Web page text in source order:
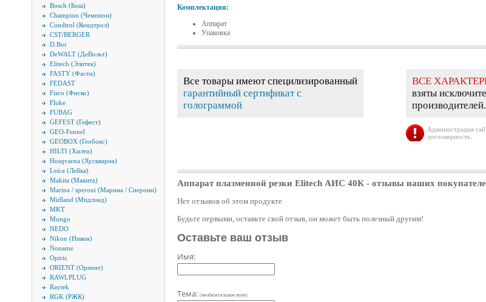
Bosch (Бош)
Champion (Чемпион)
Condtrol (Кондтрол)
CST/BERGER
D.Bor
DeWALT (ДеВольт)
Elitech (Элитек)
FASTY (Фасти)
FEDAST
Fisco (Фиско)
Fluke
FUBAG
GEFEST (Гефест)
GEO-Fennel
GEOBOX (Геобокс)
HILTI (Хилти)
Husqvarna (Хускварна)
Leica (Лейка)
Makita (Макита)
Marina / speroni (Марина / Сперони)
Midland (Мидлэнд)
MKT
Mungo
NEDO
Nikon (Никон)
Noname
Optris
ORIENT (Ориент)
RAWLPLUG
Raytek
RGK (РЖК)
Комплектация:
Аппарат
Упаковка
Все товары имеют специлизированный
гарантийный сертификат с
голограммой
ВСЕ
взяты
производителей.
Администрация
достоверность.
Аппарат плазменной резки Elitech АИС 40К - отзывы наших
Нет отзывов об этом продукте
Будьте первыми, оставьте свой отзыв, он может быть полезный другим!
Оставьте ваш отзыв
Имя:
Тема: (необязательное поле)